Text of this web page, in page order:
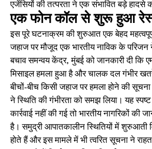
एजेंसियों की तत्परता ने एक संभावित बड़े हादसे
एक फोन कॉल से शुरू हुआ
इस पूरे घटनाक्रम की शुरुआत एक बेहद
जहाज पर मौजूद एक भारतीय नाविक के परिजन
बचाव समन्वय केंद्र, मुंबई को जानकारी दी कि
मिसाइल हमला हुआ है और चालक दल गंभीर
बीचों-बीच किसी जहाज पर हमला होने की
ने स्थिति की गंभीरता को समझ लिया। यह
कार्रवाई नहीं की गई तो भारतीय नागरिकों
है। समुद्री आपातकालीन स्थितियों में शुरुआती
होते हैं और इस मामले में भी त्वरित सूचना ने